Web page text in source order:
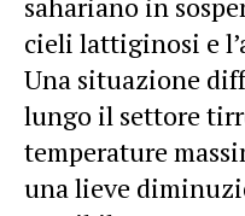
cieli lattiginosi e
Una situazione
lungo il settore
temperature
una lieve